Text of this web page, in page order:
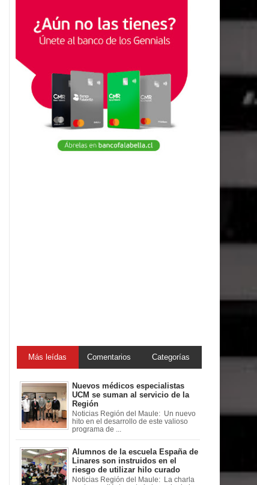
Más leídas Comentarios Categorías
Nuevos médicos especialistas
UCM se suman al servicio de la
Región
Noticias Región del Maule: Un nuevo
hito en el desarrollo de este valioso
programa de ...
Alumnos de la escuela España de
Linares son instruidos en el
riesgo de utilizar hilo curado
Noticias Región del Maule: La charla